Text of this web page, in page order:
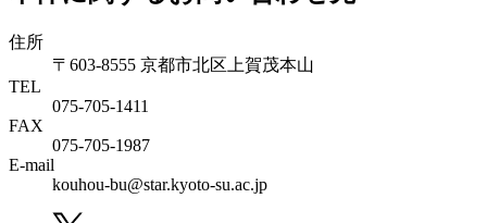
住所
〒603-8555 京都市北区上賀茂本山
TEL
075-705-1411
FAX
075-705-1987
E-mail
kouhou-bu@star.kyoto-su.ac.jp